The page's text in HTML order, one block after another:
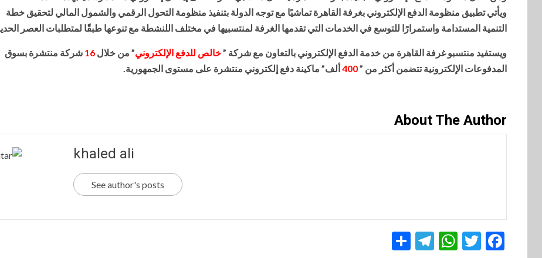
ويأتي تطبيق منظومة الدفع الإلكتروني بغرفة القاهرة تماشيًا مع توجه الدولة بتنفيذ منظومة التحول الرقمي والشمول المالي لتحقيق خطة
التنمية المستدامة واستمرارًا للتوسع في الخدمات التي تقدمها الغرفة لمنتسبيها في مختلف اللنشطة مع تنوعها طبقًا لمتطلبات العصر
ويستفيد منتسبو غرفة القاهرة من خدمة الدفع الإلكتروني بالتعاون مع شركة ”خالص للدفع الإلكتروني” من خلال 16 شركة منتشرة بسوق
المدفوعات الإلكترونية تتضمن أكثر من ”400ألف” ماكينة دفع إلكتروني منتشرة على مستوى الجمهورية.
About The Author
khaled ali
See author's posts
Facebook
Twitter
WhatsApp
Telegram